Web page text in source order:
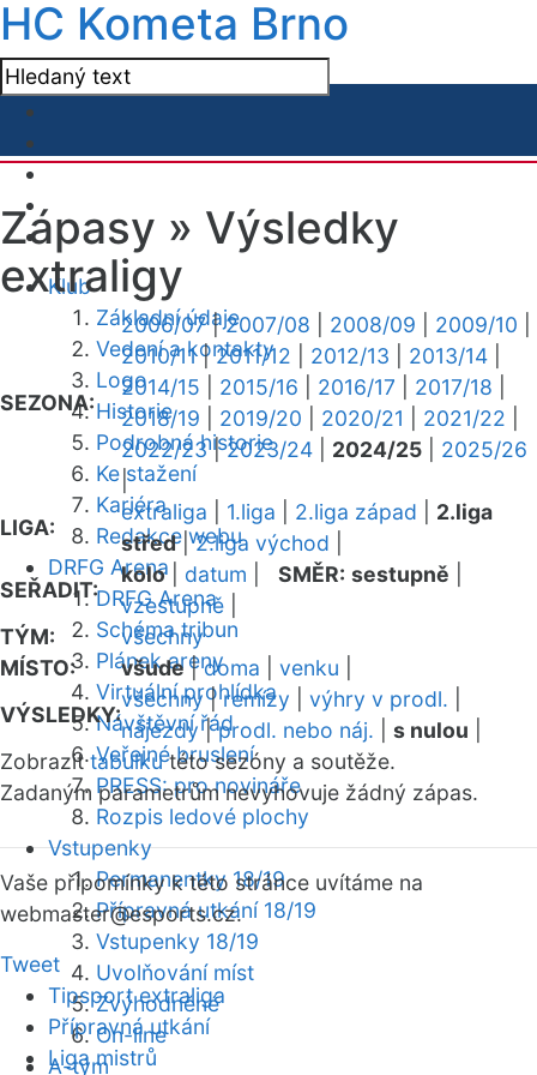
HC Kometa Brno
Klub
Základní údaje
Vedení a kontakty
Logo
Historie
Podrobná historie
Ke stažení
Kariéra
Redakce webu
DRFG Arena
DRFG Arena
Schéma tribun
Plánek areny
Virtuální prohlídka
Návštěvní řád
Veřejné bruslení
PRESS: pro novináře
Rozpis ledové plochy
Vstupenky
Permanentky 18/19
Přípravná utkání 18/19
Vstupenky 18/19
Uvolňování míst
Zvýhodněné
On-line
A-tým
Zápasy » Výsledky
extraligy
SEZONA:
2006/07|2007/08 2008/09 2009/10
2010/11|2011/12 2012/13 2013/14
2014/15
2015/16 2016/17 2017/18
2018/19
2019/20 2020/21 2021/22
2022/23|2023/24 2024/25
2025/26
|
LIGA:
extraliga 1.liga 2.liga západ
2.liga
střed|2.liga východ
SEŘADIT:
kolo| datum SMĚR: sestupně
vzestupně
TÝM:
všechny
MÍSTO:
všude|doma venku
VÝSLEDKY:
všechny|remízy výhry v prodl.
nájezdy|prodl. nebo náj. s nulou
Zobrazittabulkutéto sezóny a soutěže.
Zadaným parametrům nevyhovuje žádný zápas.
Vaše připomínky k této stránce uvítáme na
webmaster@esports.cz.
Tweet
Tipsport extraliga
Přípravná utkání
Liga mistrů